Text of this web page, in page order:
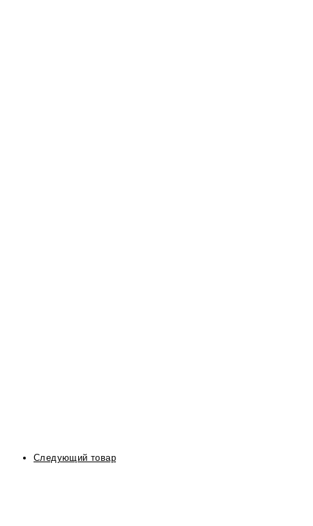
Следующий товар